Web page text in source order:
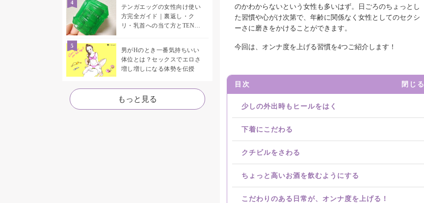
テンガエッグの女性向け使い
方完全ガイド｜裏返し・ク
リ・乳首への当て方とTENGA
男がHのとき一番気持ちいい
体位とは？セックスでエロさ
増し増しになる体勢を伝授
もっと見る
のかわからないという女性も多いはず。日ごろのちょっとし
た習慣や心がけ次第で、年齢に関係なく女性としてのセクシ
ーさに磨きをかけることができます。
今回は、オンナ度を上げる習慣を4つご紹介します！
目次 閉じる
少しの外出時もヒールをはく
下着にこだわる
クチビルをさわる
ちょっと高いお酒を飲むようにする
こだわりのある日常が、オンナ度を上げる！